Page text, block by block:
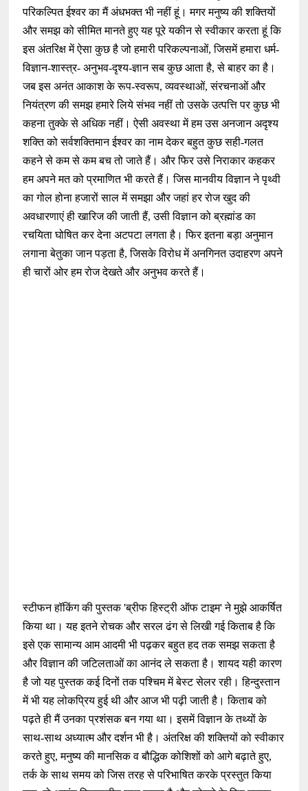
परिकल्पित ईश्वर का मैं अंधभक्त भी नहीं हूं। मगर मनुष्य की शक्तियों
और समझ को सीमित मानते हुए यह पूरे यकीन से स्वीकार करता हूं कि
इस अंतरिक्ष में ऐसा कुछ है जो हमारी परिकल्पनाओं, जिसमें हमारा धर्म-
विज्ञान-शास्त्र- अनुभव-दृश्य-ज्ञान सब कुछ आता है, से बाहर का है।
जब इस अनंत आकाश के रूप-स्वरूप, व्यवस्थाओं, संरचनाओं और
नियंत्रण की समझ हमारे लिये संभव नहीं तो उसके उत्पत्ति पर कुछ भी
कहना तुक्के से अधिक नहीं। ऐसी अवस्था में हम उस अनजान अदृश्य
शक्ति को सर्वशक्तिमान ईश्वर का नाम देकर बहुत कुछ सही-गलत
कहने से कम से कम बच तो जाते हैं। और फिर उसे निराकार कहकर
हम अपने मत को प्रमाणित भी करते हैं। जिस मानवीय विज्ञान ने पृथ्वी
का गोल होना हजारों साल में समझा और जहां हर रोज खुद की
अवधारणाएं ही खारिज की जाती हैं, उसी विज्ञान को ब्रह्मांड का
रचयिता घोषित कर देना अटपटा लगता है। फिर इतना बड़ा अनुमान
लगाना बेतुका जान पड़ता है, जिसके विरोध में अनगिनत उदाहरण अपने
ही चारों ओर हम रोज देखते और अनुभव करते हैं।
स्टीफन हॉकिंग की पुस्तक 'ब्रीफ हिस्ट्री ऑफ टाइम' ने मुझे आकर्षित
किया था। यह इतने रोचक और सरल ढंग से लिखी गई किताब है कि
इसे एक सामान्य आम आदमी भी पढ़कर बहुत हद तक समझ सकता है
और विज्ञान की जटिलताओं का आनंद ले सकता है। शायद यही कारण
है जो यह पुस्तक कई दिनों तक पश्चिम में बेस्ट सेलर रही। हिन्दुस्तान
में भी यह लोकप्रिय हुई थी और आज भी पढ़ी जाती है। किताब को
पढ़ते ही मैं उनका प्रशंसक बन गया था। इसमें विज्ञान के तथ्यों के
साथ-साथ अध्यात्म और दर्शन भी है। अंतरिक्ष की शक्तियों को स्वीकार
करते हुए, मनुष्य की मानसिक व बौद्धिक कोशिशों को आगे बढ़ाते हुए,
तर्क के साथ समय को जिस तरह से परिभाषित करके प्रस्तुत किया